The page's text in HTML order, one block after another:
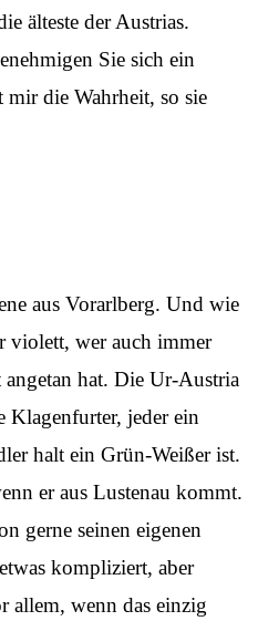
älteste der Austrias.
Sie sich ein
mir die Wahrheit, so sie
aus Vorarlberg. Und wie
violett, wer auch immer
hat. Die Ur-Austria
Klagenfurter, jeder ein
halt ein Grün-Weißer ist.
er aus Lustenau kommt.
gerne seinen eigenen
kompliziert, aber
allem, wenn das einzig